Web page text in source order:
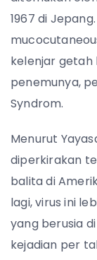
1967 di
kelenjar getah
penemunya,
Syndrom.
Menurut
diperkirakan
balita di
lagi, virus ini
yang berusia
kejadian per